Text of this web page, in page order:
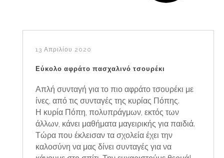
13 Απριλίου 2020
Εύκολο αφράτο πασχαλινό τσουρέκι
Απλή συνταγή για το πιο αφράτο τσουρέκι με
ίνες, από τις συνταγές της κυρίας Πόπης.
Η κυρία Πόπη, πολυπράγμων, εκτός των
άλλων, κάνει μαθήματα μαγειρικής για παιδιά.
Τώρα που έκλεισαν τα σχολεία έχει την
καλοσύνη να μας δίνει συνταγές για να